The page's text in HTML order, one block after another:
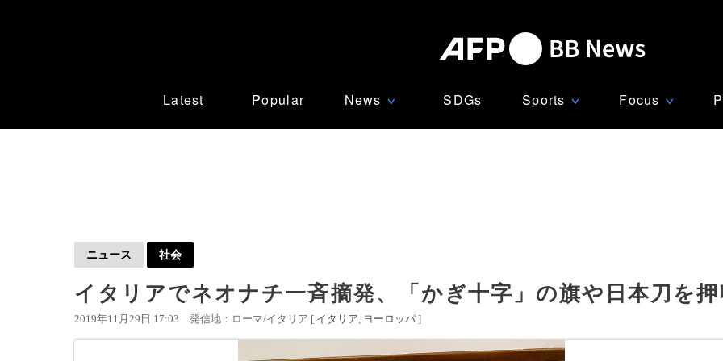
Latest Popular News ∨ SDGs Sports ∨ Focus ∨
ニュース 社会
イタリアでネオナチ一斉摘発、「かぎ十字」の旗や日本刀を押
2019年11月29日 17:03 発信地：ローマ/イタリア [ イタリア ヨーロッパ ]